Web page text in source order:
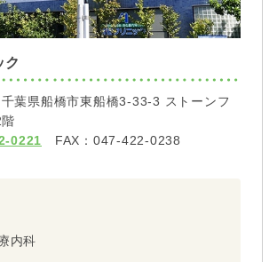
ク
葉県船橋市東船橋3-33-3 ストーンフ
0221 FAX：047-422-0238
内科